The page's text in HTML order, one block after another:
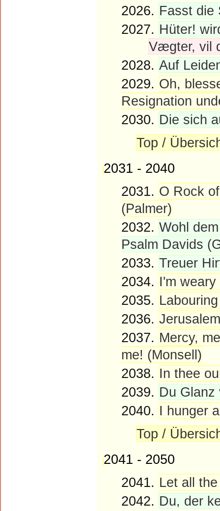
2026. Fasst die
2027. Hüter!
Vægter, vil
2028. Auf
2029. Oh,
Resignation
2030. Die sich
Top /
2031 - 2040
2031. O Rock
(Palmer)
2032. Wohl
Psalm Davids
2033. Treuer
2034. I'm
2035.
2036.
2037. Mercy,
me! (Monsell)
2038. In thee
2039. Du Glanz
2040. I hunger
Top /
2041 - 2050
2041. Let all
2042. Du, der